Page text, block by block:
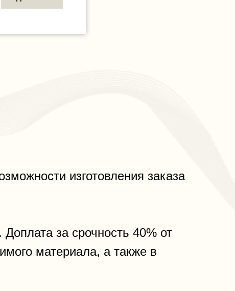
изготовления заказа
за срочность 40% от
материала, а также в